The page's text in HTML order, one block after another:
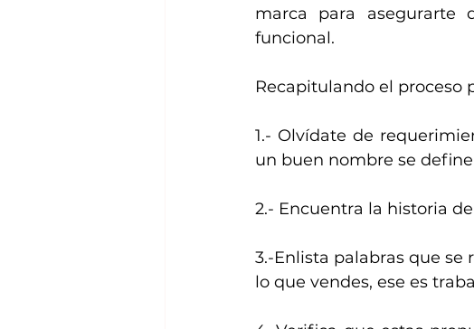
marca para asegurarte
funcional.
Recapitulando el proceso
1.- Olvídate de
un buen nombre se
2.- Encuentra la historia
3.-Enlista palabras que
lo que vendes, ese es